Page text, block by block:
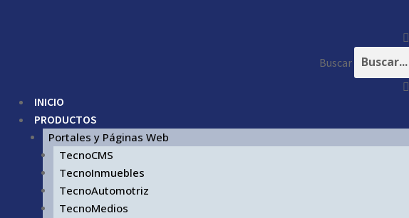
Buscar
INICIO
PRODUCTOS
Portales y Páginas Web
TecnoCMS
TecnoInmuebles
TecnoAutomotriz
TecnoMedios